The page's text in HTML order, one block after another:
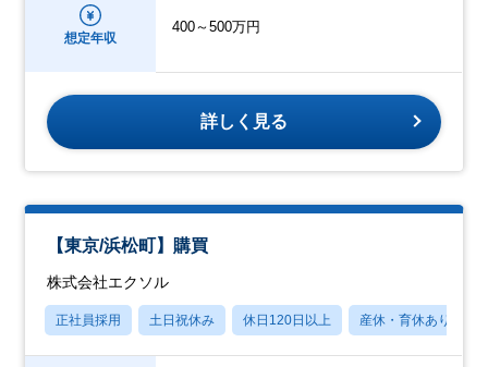
想定年収
400～500万円
詳しく見る
【東京/浜松町】購買
株式会社エクソル
正社員採用 土日祝休み 休日120日以上 産休・育休あり